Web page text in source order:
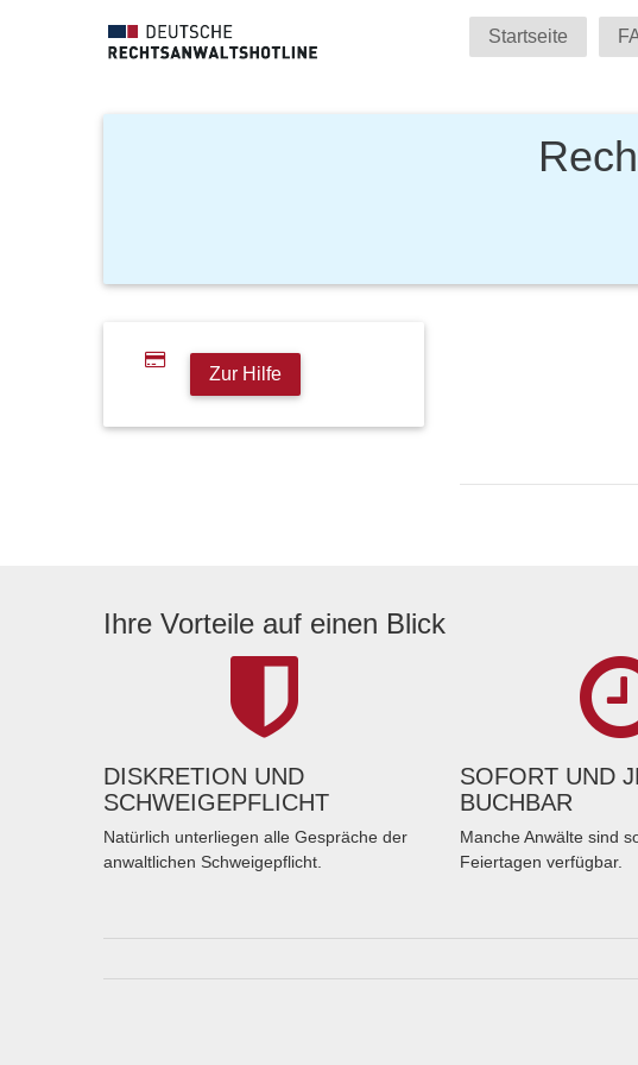
Startseite
Zur Hilfe
Ihre Vorteile auf einen Blick
DISKRETION UND
SCHWEIGEPFLICHT
Natürlich unterliegen alle Gespräche der
anwaltlichen Schweigepflicht.
SOFORT UND
BUCHBAR
Manche Anwälte sind
Feiertagen verfügbar.